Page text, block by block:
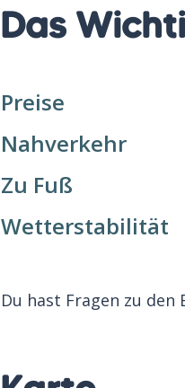
Das
Preise
Nahverkehr
Zu Fuß
Wetterstabilität
Du hast Fragen zu den